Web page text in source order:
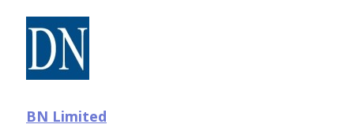
BN Limited